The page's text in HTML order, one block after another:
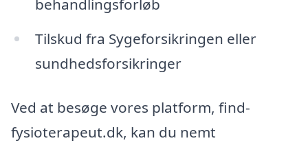
behandlingsforløb
Tilskud fra Sygeforsikringen eller
sundhedsforsikringer
Ved at besøge vores platform, find-
fysioterapeut.dk, kan du nemt